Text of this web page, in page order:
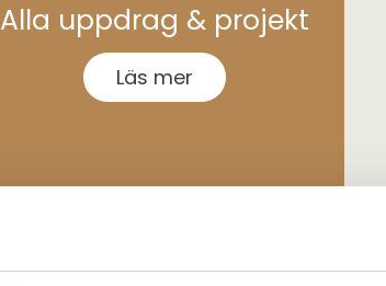
Alla uppdrag & projekt
Läs mer